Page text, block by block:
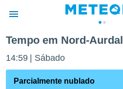
da
foi
Tempo em Nord-Aurdal
14:59 Sábado
Parcialmente nublado